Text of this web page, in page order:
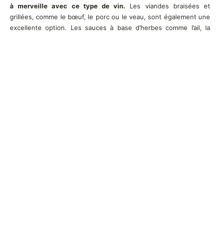
à merveille avec ce type de vin. Les viandes braisées et
grillées, comme le bœuf, le porc ou le veau, sont également une
excellente option. Les sauces à base d’herbes comme l’ail, la